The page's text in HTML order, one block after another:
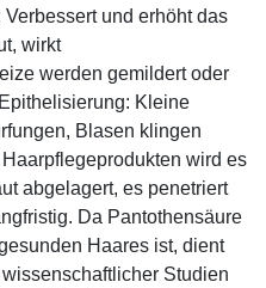
und erhöht das
wirkt
werden gemildert oder
Kleine
Blasen klingen
wird es
abgelagert, es penetriert
Da Pantothensäure
Haares ist, dient
Studien